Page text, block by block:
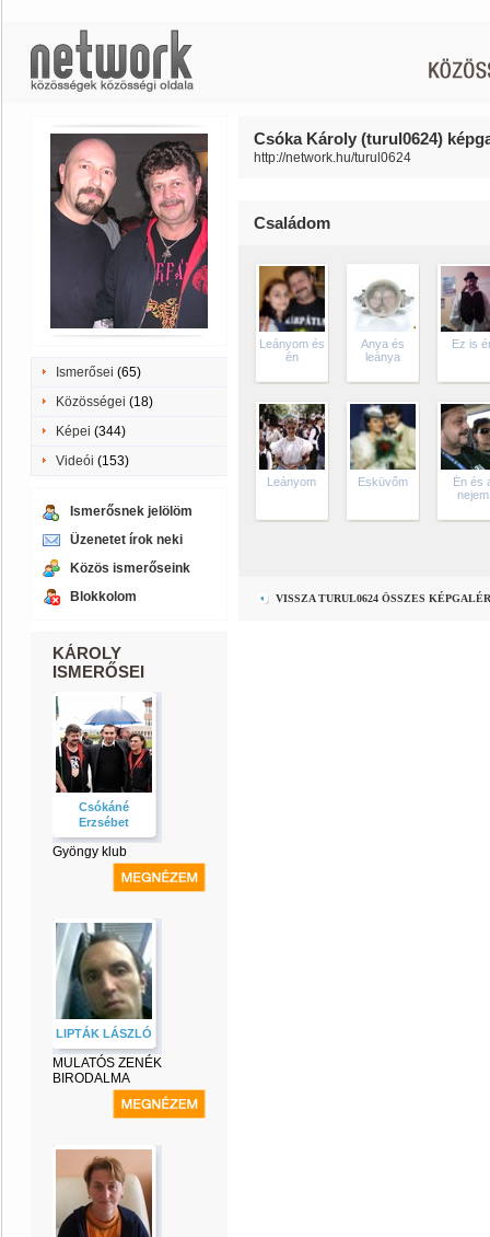
Ismerősei (65)
Közösségei (18)
Képei (344)
Videói (153)
Ismerősnek jelölöm
Üzenetet írok neki
Közös ismerőseink
Blokkolom
KÁROLY
ISMERŐSEI
Csókáné
Erzsébet
Gyöngy klub
LIPTÁK LÁSZLÓ
MULATÓS ZENÉK
BIRODALMA
Csóka Károly (turul0624)
http://network.hu/turul0624
Családom
Leányom és
én
Anya és
leánya
Ez is
Leányom Esküvőm
Én és
nejem
VISSZA TURUL0624 ÖSSZES